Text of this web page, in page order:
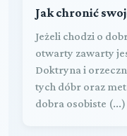
Jak chronić
Jeżeli chodzi o
otwarty zawarty
Doktryna i
tych dóbr oraz
dobra osobiste (...)